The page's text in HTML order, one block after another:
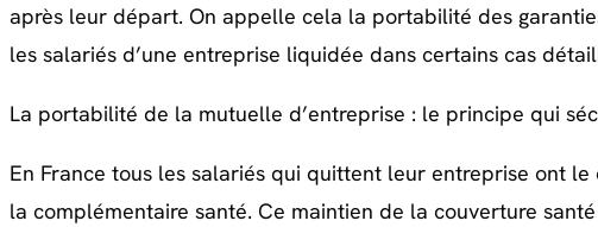
après leur départ. On appelle cela la portabilité des
les salariés d’une entreprise liquidée dans certains cas
La portabilité de la mutuelle d’entreprise : le principe qui
En France tous les salariés qui quittent leur entreprise ont
la complémentaire santé. Ce maintien de la couverture